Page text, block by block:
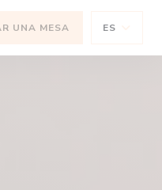
UNA MESA ES